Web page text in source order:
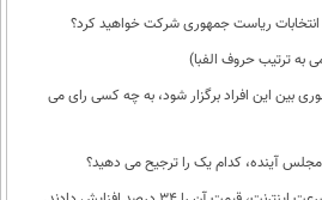
انتخابات ریاست جمهوری شرکت خواهید کرد؟
به ترتیب حروف الفبا)
بین این افراد برگزار شود، به چه کسی رای می
مجلس آینده، کدام یک را ترجیح می دهید؟